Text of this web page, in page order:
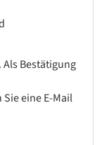
Bestätigung
eine E-Mail